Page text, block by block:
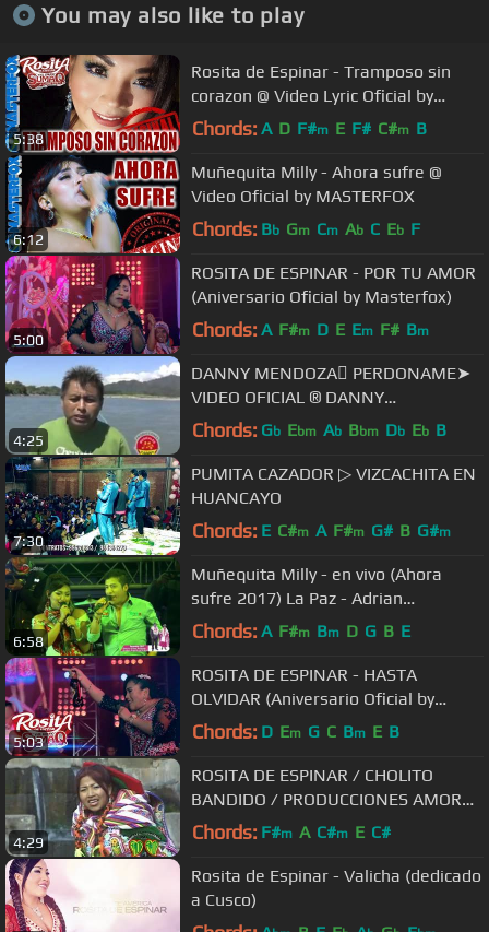
You may also like to play
5:38
Rosita de Espinar - Tramposo sin
corazon @ Video Lyric Oficial by
Masterfox
Chords: A D F#m E F# C#m B
6:12
Muñequita Milly - Ahora sufre @
Video Oficial by MASTERFOX
Chords: Bb Gm Cm Ab C Eb F
5:00
ROSITA DE ESPINAR - POR TU AMOR
(Aniversario Oficial by Masterfox)
Chords: A F#m D E Em F# Bm
4:25
DANNY MENDOZA PERDONAME➤
VIDEO OFICIAL ® DANNY
PRODUCCIONES™✔
Chords: Gb Ebm Ab Bbm Db Eb B
7:30
PUMITA CAZADOR ▷ VIZCACHITA EN
HUANCAYO
Chords: E C#m A F#m G# B G#m
6:58
Muñequita Milly - en vivo (Ahora
sufre 2017) La Paz - Adrian
Producciones
Chords: A F#m Bm D G B E
5:03
ROSITA DE ESPINAR - HASTA
OLVIDAR (Aniversario Oficial by
Masterfox)
Chords: D Em G C Bm E B
4:29
ROSITA DE ESPINAR / CHOLITO
BANDIDO / PRODUCCIONES AMOR
AMOR
Chords: F#m A C#m E C#
Rosita de Espinar - Valicha (dedicado
a Cusco)